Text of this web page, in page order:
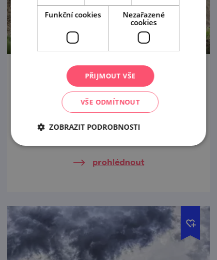
11. Oblastní a 22. Okresní výstava zvířat v
Kyjově
14. 8. — 16. 8. '26
Jste srdečně zváni do Kyjova na výstavu
prohlédnout
Funkční cookies
Nezařazené
cookies
PŘIJMOUT VŠE
VŠE ODMÍTNOUT
ZOBRAZIT PODROBNOSTI